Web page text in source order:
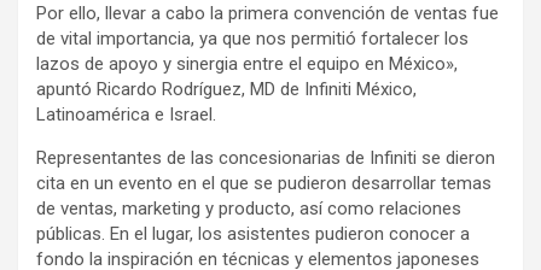
Por ello, llevar a cabo la primera convención de ventas fue
de vital importancia, ya que nos permitió fortalecer los
lazos de apoyo y sinergia entre el equipo en México»,
apuntó Ricardo Rodríguez, MD de Infiniti México,
Latinoamérica e Israel.
Representantes de las concesionarias de Infiniti se dieron
cita en un evento en el que se pudieron desarrollar temas
de ventas, marketing y producto, así como relaciones
públicas. En el lugar, los asistentes pudieron conocer a
fondo la inspiración en técnicas y elementos japoneses